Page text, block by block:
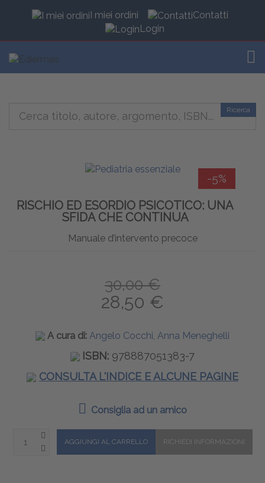
I miei ordini
Contatti
Login
Ricerca
-5%
RISCHIO ED ESORDIO PSICOTICO: UNA
SFIDA CHE CONTINUA
Manuale d’intervento precoce
30,00 €
28,50 €
A cura di: Angelo Cocchi, Anna Meneghelli
ISBN: 978887051383-7
CONSULTA L'INDICE E ALCUNE PAGINE
Consiglia ad un amico